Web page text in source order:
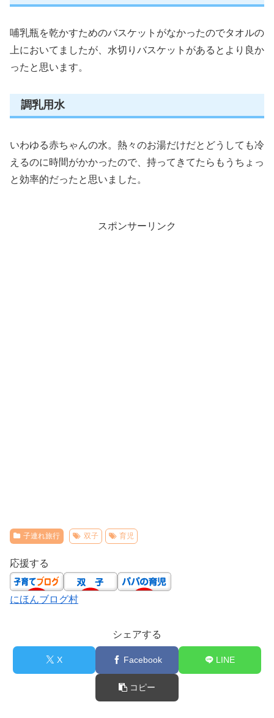
哺乳瓶を乾かすためのバスケットがなかったのでタオルの
上においてましたが、水切りバスケットがあるとより良か
ったと思います。
調乳用水
いわゆる赤ちゃんの水。熱々のお湯だけだとどうしても冷
えるのに時間がかかったので、持ってきてたらもうちょっ
と効率的だったと思いました。
スポンサーリンク
子連れ旅行 双子 育児
応援する
にほんブログ村
シェアする
X Facebook LINE
コピー